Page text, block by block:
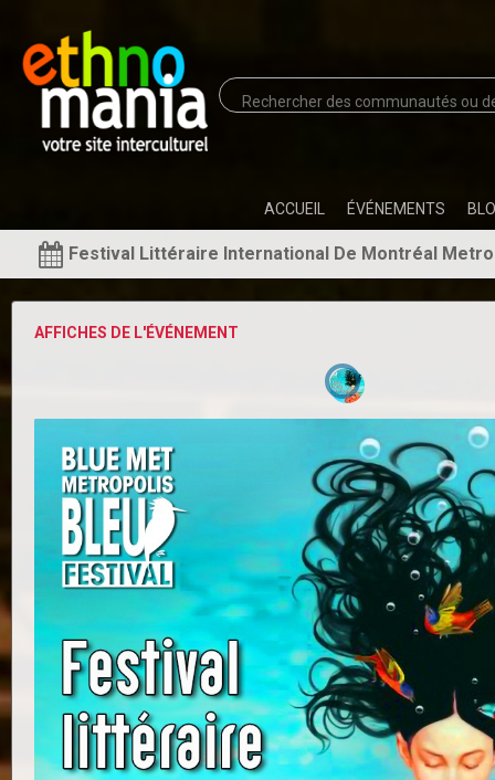
ACCUEIL ÉVÉNEMENTS
Festival Littéraire International De Montréal
AFFICHES DE L'ÉVÉNEMENT